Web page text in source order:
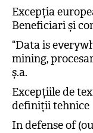
Excepția
Beneficiari și
“Data is
mining,
ș.a.
Excepțiile de
definiții tehnice
In defense of